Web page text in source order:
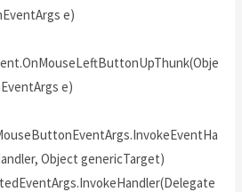
e)
e)
Object genericTarget)